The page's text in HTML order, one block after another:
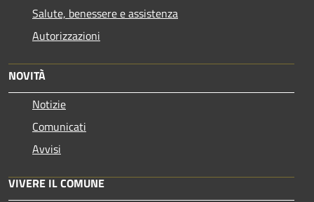
Salute, benessere e assistenza
Autorizzazioni
NOVITÀ
Notizie
Comunicati
Avvisi
VIVERE IL COMUNE